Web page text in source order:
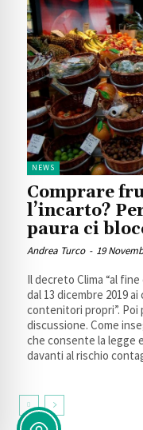
NEWS
Comprare
l’incarto?
paura ci
Andrea Turco - 19
Il decreto Clima “al
dal 13 dicembre 2019
contenitori propri”.
discussione. Come
che consente la legge
davanti al rischio